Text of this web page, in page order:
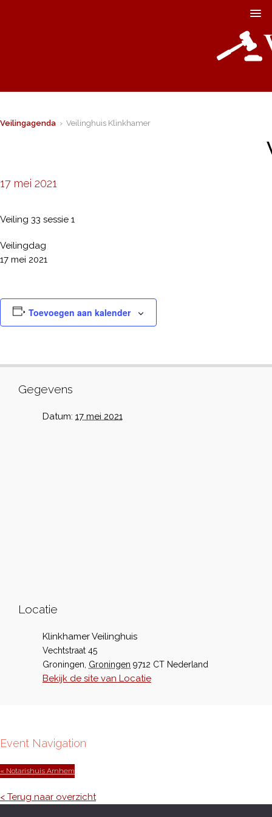
Veilingagenda › Veilinghuis Klinkhamer
17 mei 2021
Veiling 33 sessie 1
Veilingdag
17 mei 2021
Toevoegen aan kalender
Gegevens
Datum: 17 mei 2021
Locatie
Klinkhamer Veilinghuis
Vechtstraat 45
Groningen Groningen 9712 CT Nederland
Bekijk de site van Locatie
Event Navigation
« Notarishuis Arnhem
< Terug naar overzicht